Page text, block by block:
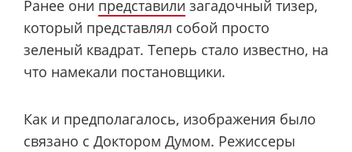
Ранее они представили загадочный тизер,
который представлял собой просто
зеленый квадрат. Теперь стало известно, на
что намекали постановщики.
Как и предполагалось, изображения было
связано с Доктором Думом. Режиссеры